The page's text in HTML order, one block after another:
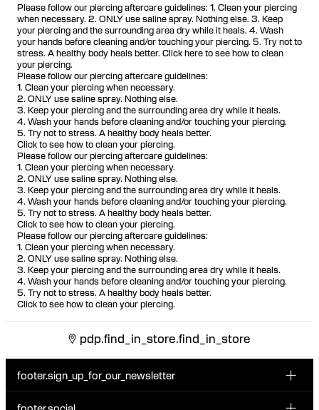
Please follow our piercing aftercare guidelines: 1. Clean your piercing
when necessary. 2. ONLY use saline spray. Nothing else. 3. Keep
your piercing and the surrounding area dry while it heals. 4. Wash
your hands before cleaning and/or touching your piercing. 5. Try not to
stress. A healthy body heals better. Click here to see how to clean
your piercing.
Please follow our piercing aftercare guidelines:
1. Clean your piercing when necessary.
2. ONLY use saline spray. Nothing else.
3. Keep your piercing and the surrounding area dry while it heals.
4. Wash your hands before cleaning and/or touching your piercing.
5. Try not to stress. A healthy body heals better.
Click to see how to clean your piercing.
Please follow our piercing aftercare guidelines:
1. Clean your piercing when necessary.
2. ONLY use saline spray. Nothing else.
3. Keep your piercing and the surrounding area dry while it heals.
4. Wash your hands before cleaning and/or touching your piercing.
5. Try not to stress. A healthy body heals better.
Click to see how to clean your piercing.
Please follow our piercing aftercare guidelines:
1. Clean your piercing when necessary.
2. ONLY use saline spray. Nothing else.
3. Keep your piercing and the surrounding area dry while it heals.
4. Wash your hands before cleaning and/or touching your piercing.
5. Try not to stress. A healthy body heals better.
Click to see how to clean your piercing.
pdp.find_in_store.find_in_store
footer.sign_up_for_our_newsletter